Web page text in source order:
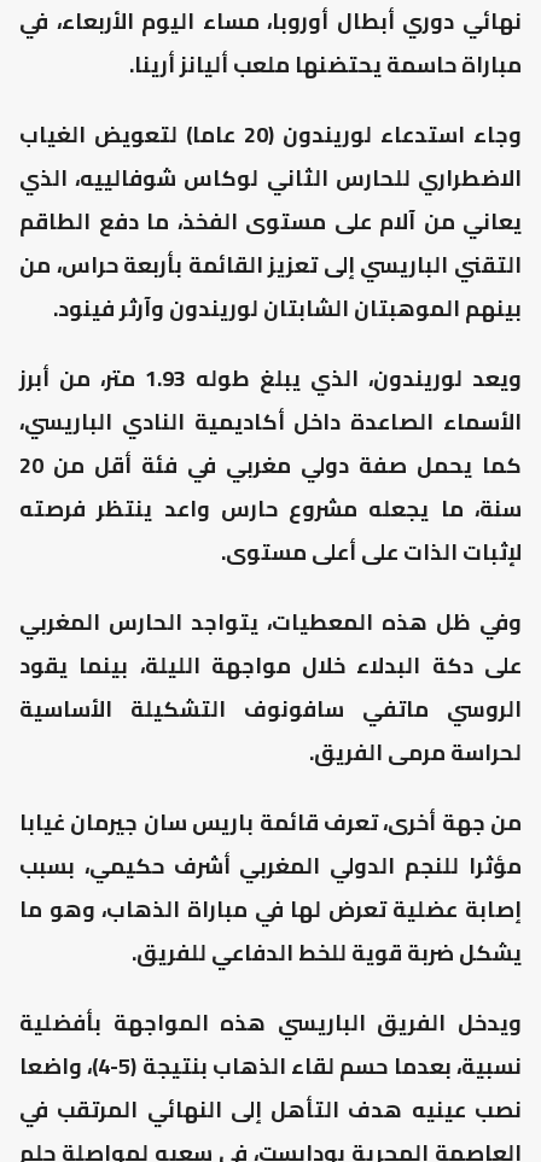
نهائي دوري أبطال أوروبا، مساء اليوم الأربعاء، في
مباراة حاسمة يحتضنها ملعب أليانز أرينا.
وجاء استدعاء لوريندون (20 عاما) لتعويض الغياب
الاضطراري للحارس الثاني لوكاس شوفالييه، الذي
يعاني من آلام على مستوى الفخذ، ما دفع الطاقم
التقني الباريسي إلى تعزيز القائمة بأربعة حراس، من
بينهم الموهبتان الشابتان لوريندون وآرثر فينود.
ويعد لوريندون، الذي يبلغ طوله 1.93 متر، من أبرز
الأسماء الصاعدة داخل أكاديمية النادي الباريسي،
كما يحمل صفة دولي مغربي في فئة أقل من 20
سنة، ما يجعله مشروع حارس واعد ينتظر فرصته
لإثبات الذات على أعلى مستوى.
وفي ظل هذه المعطيات، يتواجد الحارس المغربي
على دكة البدلاء خلال مواجهة الليلة، بينما يقود
الروسي ماتفي سافونوف التشكيلة الأساسية
لحراسة مرمى الفريق.
من جهة أخرى، تعرف قائمة باريس سان جيرمان غيابا
مؤثرا للنجم الدولي المغربي أشرف حكيمي، بسبب
إصابة عضلية تعرض لها في مباراة الذهاب، وهو ما
يشكل ضربة قوية للخط الدفاعي للفريق.
ويدخل الفريق الباريسي هذه المواجهة بأفضلية
نسبية، بعدما حسم لقاء الذهاب بنتيجة (5-4)، واضعا
نصب عينيه هدف التأهل إلى النهائي المرتقب في
العاصمة المجرية بودابست، في سعيه لمواصلة حلم